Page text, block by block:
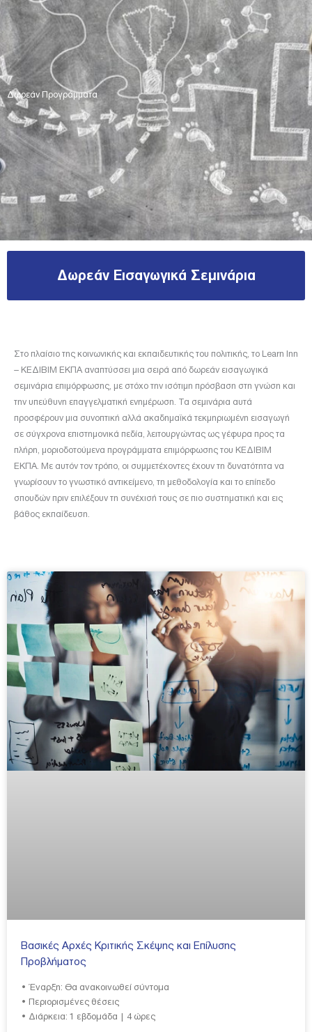
Δωρεάν Προγράμματα
Δωρεάν Εισαγωγικά Σεμινάρια
Στο πλαίσιο της κοινωνικής και εκπαιδευτικής του πολιτικής, το Learn Inn
– ΚΕΔΙΒΙΜ ΕΚΠΑ αναπτύσσει μια σειρά από δωρεάν εισαγωγικά
σεμινάρια επιμόρφωσης, με στόχο την ισότιμη πρόσβαση στη γνώση και
την υπεύθυνη επαγγελματική ενημέρωση. Τα σεμινάρια αυτά
προσφέρουν μια συνοπτική αλλά ακαδημαϊκά τεκμηριωμένη εισαγωγή
σε σύγχρονα επιστημονικά πεδία, λειτουργώντας ως γέφυρα προς τα
πλήρη, μοριοδοτούμενα προγράμματα επιμόρφωσης του ΚΕΔΙΒΙΜ
ΕΚΠΑ. Με αυτόν τον τρόπο, οι συμμετέχοντες έχουν τη δυνατότητα να
γνωρίσουν το γνωστικό αντικείμενο, τη μεθοδολογία και το επίπεδο
σπουδών πριν επιλέξουν τη συνέχισή τους σε πιο συστηματική και εις
βάθος εκπαίδευση.
Βασικές Αρχές Κριτικής Σκέψης και Επίλυσης
Προβλήματος
• Έναρξη: Θα ανακοινωθεί σύντομα
• Περιορισμένες θέσεις
• Διάρκεια: 1 εβδομάδα | 4 ώρες